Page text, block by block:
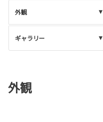
外観
ギャラリー
外観